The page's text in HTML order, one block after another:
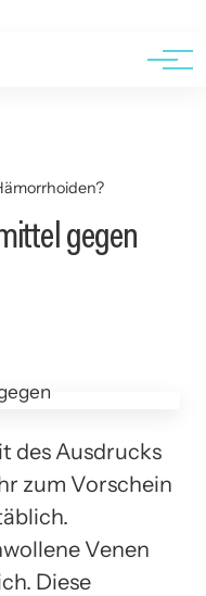
gegen
des Ausdrucks
zum Vorschein
Venen
Diese